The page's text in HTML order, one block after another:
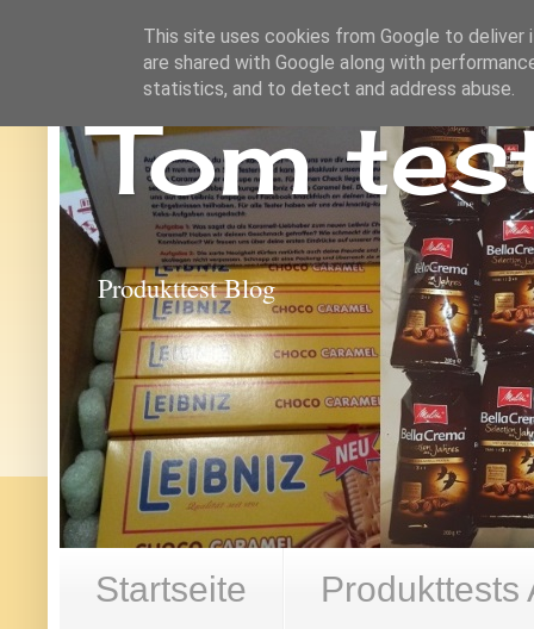
Tom
Produkttest Blog
Startseite Produkttests
This site uses cookies from Google to deliver
are shared with Google along with
statistics, and to detect and address abuse.